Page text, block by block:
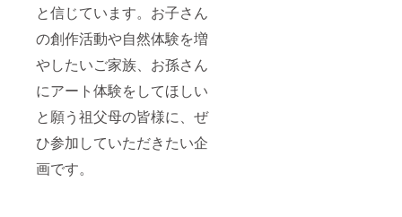
と信じています。お子さん
の創作活動や自然体験を増
やしたいご家族、お孫さん
にアート体験をしてほしい
と願う祖父母の皆様に、ぜ
ひ参加していただきたい企
画です。